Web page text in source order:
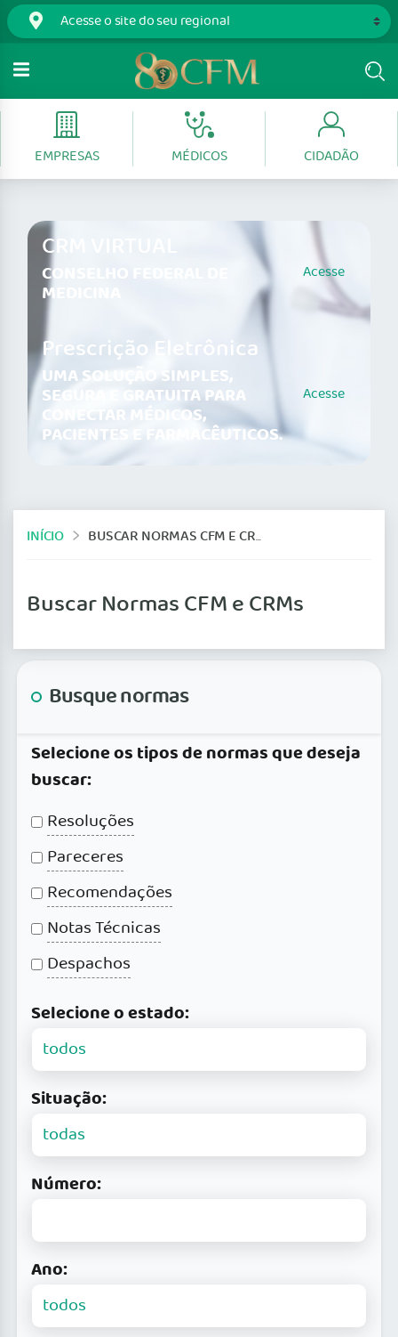
EMPRESAS MÉDICOS CIDADÃO
CRM VIRTUAL
CONSELHO FEDERAL DE
MEDICINA
Acesse
Prescrição Eletrônica
UMA SOLUÇÃO SIMPLES,
SEGURA E GRATUITA PARA
CONECTAR MÉDICOS,
PACIENTES E FARMACÊUTICOS.
Acesse
INÍCIO BUSCAR NORMAS CFM E CRMS
Buscar Normas CFM e CRMs
Busque normas
Selecione os tipos de normas que deseja
buscar:
Resoluções
Pareceres
Recomendações
Notas Técnicas
Despachos
Selecione o estado:
Situação:
Número:
Ano: